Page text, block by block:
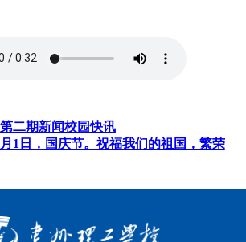
二期新闻校园快讯
1日，国庆节。祝福我们的祖国，繁荣